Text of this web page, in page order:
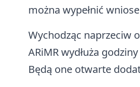
można wypełnić
Wychodząc naprzeciw
ARiMR wydłuża
Będą one otwarte